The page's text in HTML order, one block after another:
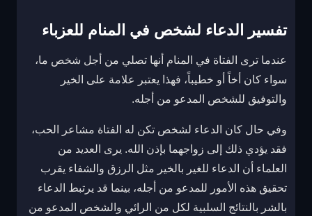
تفسير الدعاء لشخص في المنام للعزباء
عندما ترى الفتاة في المنام أنها تصلي من أجل شخص ما،
سواء كان أخاً أو خطيباً، فهذا يعتبر علامة على الخير
والتوفيق للشخص المدعو من أجله.
وفي حال كان الدعاء لشخص تكن له الفتاة مشاعر الحب،
فقد يؤدي ذلك إلى زواجهما بإذن الله. يرى العديد من
العلماء أن الدعاء للغير بالخير مثل الرزق والشفاء يقرب
تحقيق هذه الأمور للمدعو من أجله، بينما قد يرتبط الدعاء
بالشر بالنتائج السلبية لكل من الرائي والشخص المدعو من